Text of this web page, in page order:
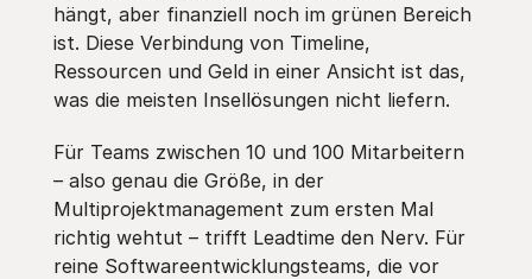
hängt, aber finanziell noch im grünen Bereich
ist. Diese Verbindung von Timeline,
Ressourcen und Geld in einer Ansicht ist das,
was die meisten Insellösungen nicht liefern.
Für Teams zwischen 10 und 100 Mitarbeitern
– also genau die Größe, in der
Multiprojektmanagement zum ersten Mal
richtig wehtut – trifft Leadtime den Nerv. Für
reine Softwareentwicklungsteams, die vor